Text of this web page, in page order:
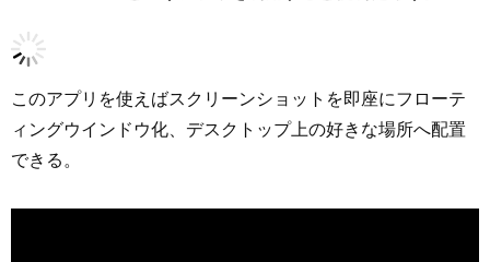
このアプリを使えばスクリーンショットを即座にフローテ
ィングウインドウ化、デスクトップ上の好きな場所へ配置
できる。